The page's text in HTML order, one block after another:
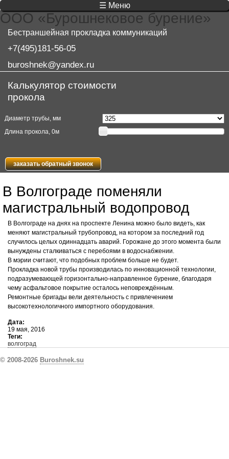
ООО «Бурошнековое бурение»
Бестраншейная прокладка коммуникаций
+7(495)181-56-05
buroshnek@yandex.ru
☰ Меню
Калькулятор стоимости
прокола
Диаметр трубы, мм
Длина прокола, 0м
заказать обратный звонок
В Волгограде поменяли
магистральный водопровод
В Волгограде на днях на проспекте Ленина можно было видеть, как
меняют магистральный трубопровод, на котором за последний год
случилось целых одиннадцать аварий. Горожане до этого момента были
вынуждены сталкиваться с перебоями в водоснабжении.
В мэрии считают, что подобных проблем больше не будет.
Прокладка новой трубы производилась по инновационной технологии,
подразумевающей горизонтально-направленное бурение, благодаря
чему асфальтовое покрытие осталось неповреждённым.
Ремонтные бригады вели деятельность с привлечением
высокотехнологичного импортного оборудования.
Дата:
19 мая, 2016
Теги:
волгоград
© 2008-2026 Buroshnek.su